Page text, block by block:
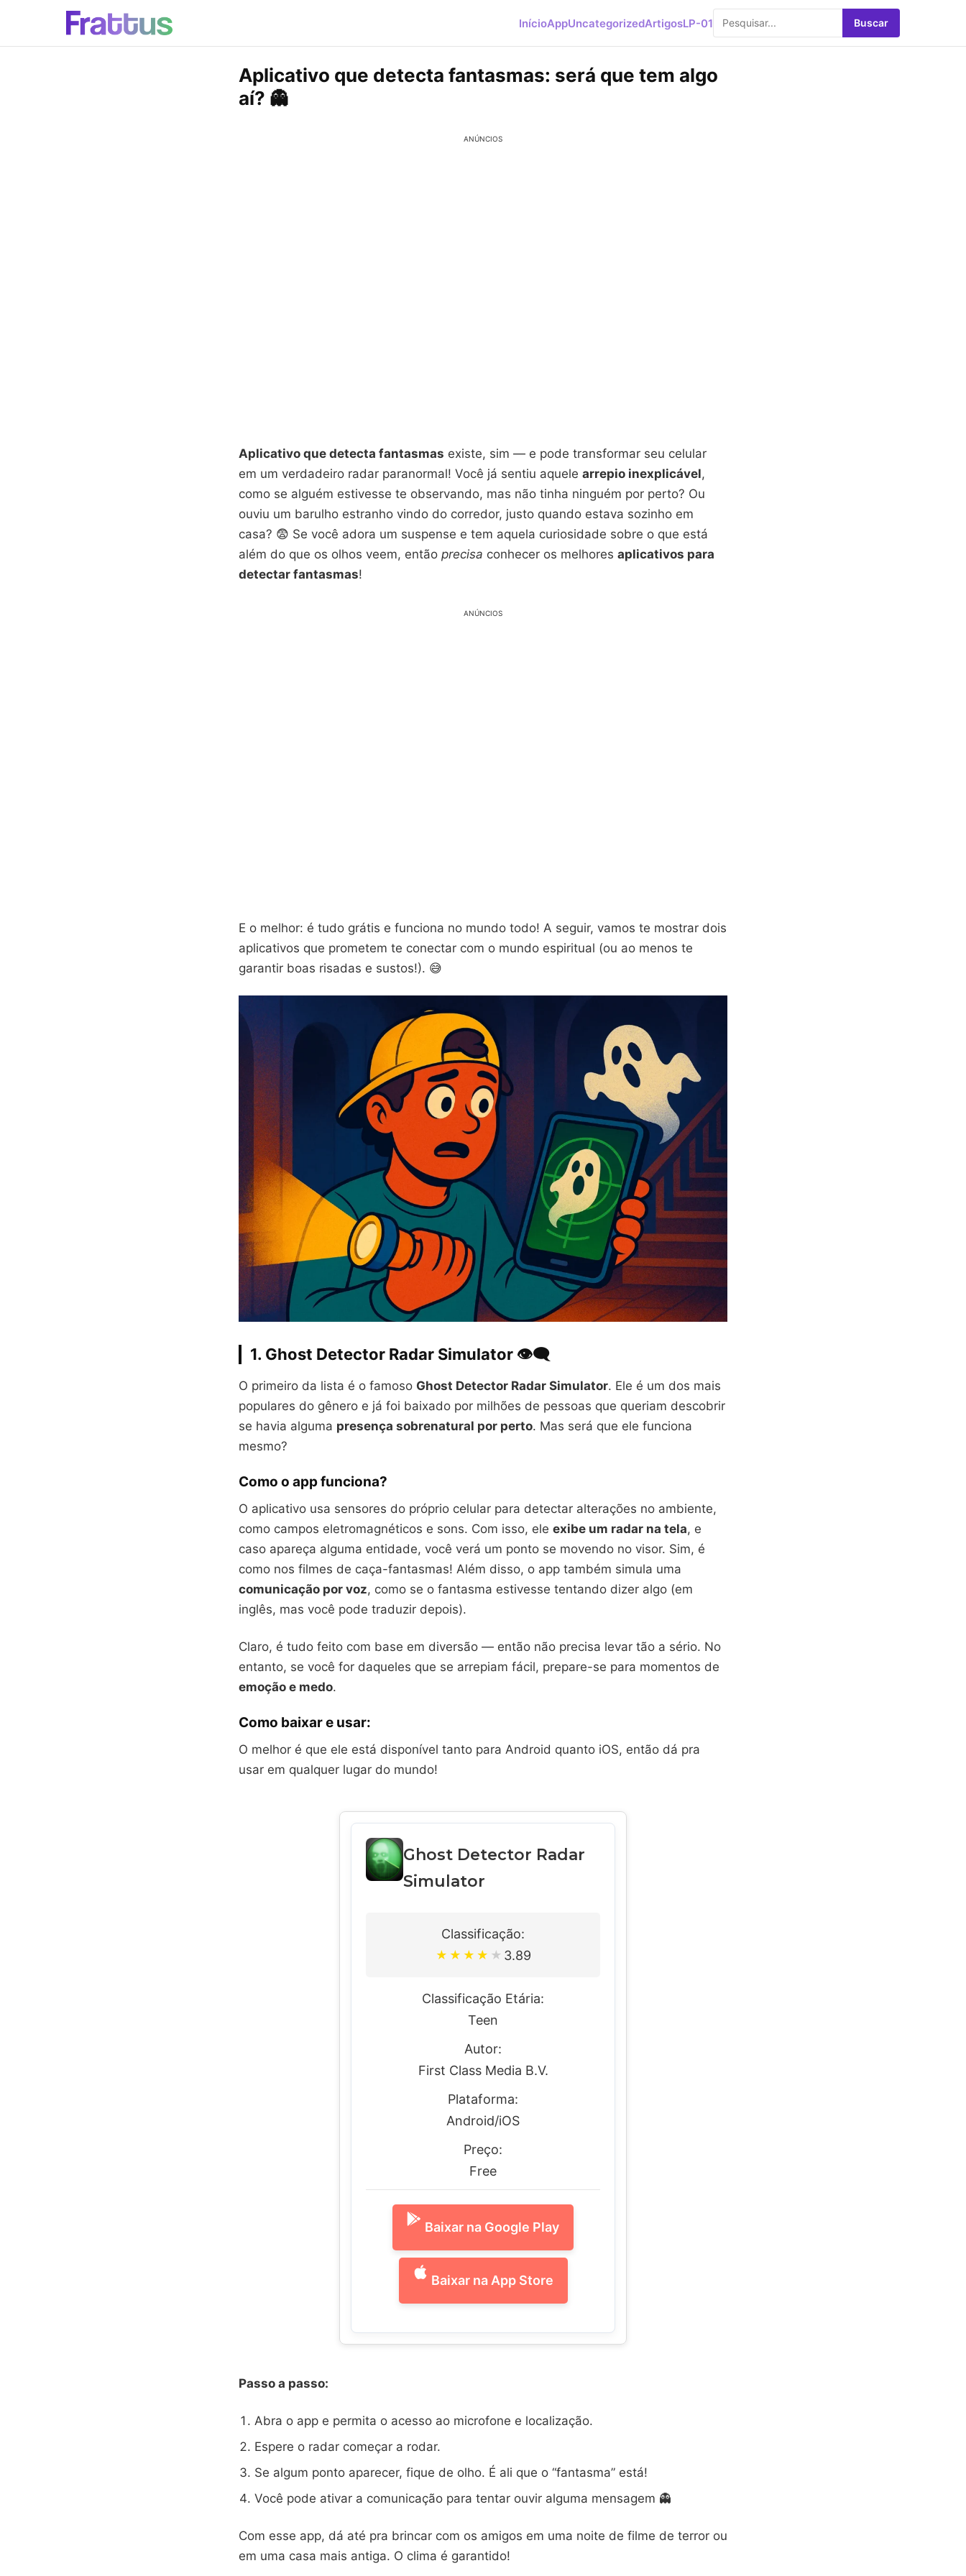
InícioAppUncategorizedArtigosLP-01 Buscar
Aplicativo que detecta fantasmas: será que tem algo
aí? 👻
ANÚNCIOS
Aplicativo que detecta fantasmas existe, sim — e pode transformar seu celular
em um verdadeiro radar paranormal! Você já sentiu aquele arrepio inexplicável,
como se alguém estivesse te observando, mas não tinha ninguém por perto? Ou
ouviu um barulho estranho vindo do corredor, justo quando estava sozinho em
casa? 😨 Se você adora um suspense e tem aquela curiosidade sobre o que está
além do que os olhos veem, então precisa conhecer os melhores aplicativos para
detectar fantasmas!
ANÚNCIOS
E o melhor: é tudo grátis e funciona no mundo todo! A seguir, vamos te mostrar dois
aplicativos que prometem te conectar com o mundo espiritual (ou ao menos te
garantir boas risadas e sustos!). 😅
1. Ghost Detector Radar Simulator 👁️‍🗨️
O primeiro da lista é o famoso Ghost Detector Radar Simulator. Ele é um dos mais
populares do gênero e já foi baixado por milhões de pessoas que queriam descobrir
se havia alguma presença sobrenatural por perto. Mas será que ele funciona
mesmo?
Como o app funciona?
O aplicativo usa sensores do próprio celular para detectar alterações no ambiente,
como campos eletromagnéticos e sons. Com isso, ele exibe um radar na tela, e
caso apareça alguma entidade, você verá um ponto se movendo no visor. Sim, é
como nos filmes de caça-fantasmas! Além disso, o app também simula uma
comunicação por voz, como se o fantasma estivesse tentando dizer algo (em
inglês, mas você pode traduzir depois).
Claro, é tudo feito com base em diversão — então não precisa levar tão a sério. No
entanto, se você for daqueles que se arrepiam fácil, prepare-se para momentos de
emoção e medo.
Como baixar e usar:
O melhor é que ele está disponível tanto para Android quanto iOS, então dá pra
usar em qualquer lugar do mundo!
Ghost Detector Radar
Simulator
Classificação:
★ ★ ★ ★ ★ 3.89
Classificação Etária:
Teen
Autor:
First Class Media B.V.
Plataforma:
Android/iOS
Preço:
Free
Baixar na Google Play
Baixar na App Store
Passo a passo:
Abra o app e permita o acesso ao microfone e localização.
Espere o radar começar a rodar.
Se algum ponto aparecer, fique de olho. É ali que o “fantasma” está!
Você pode ativar a comunicação para tentar ouvir alguma mensagem 👻
Com esse app, dá até pra brincar com os amigos em uma noite de filme de terror ou
em uma casa mais antiga. O clima é garantido!